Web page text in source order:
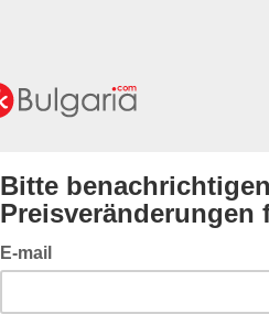
Bitte
Preisveränderungen
E-mail